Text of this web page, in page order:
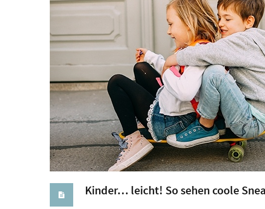
Kinder… leicht! So sehen coole